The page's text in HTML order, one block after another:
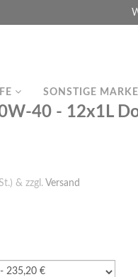
SONSTIGE
40 - 12x1L
& zzgl. Versand